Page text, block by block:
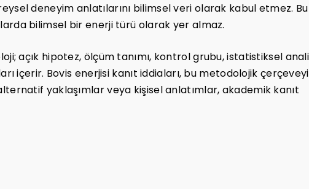
deneyim anlatılarını bilimsel veri olarak kabul etmez. Bu
bilimsel bir enerji türü olarak yer almaz.
açık hipotez, ölçüm tanımı, kontrol grubu, istatistiksel
içerir. Bovis enerjisi kanıt iddiaları, bu metodolojik çerçeveyi
yaklaşımlar veya kişisel anlatımlar, akademik kanıt